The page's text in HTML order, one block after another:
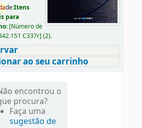
de:Itens
para
[Número de
C337r] (2).
ao seu carrinho
encontrou o
procura?
Faça uma
sugestão de